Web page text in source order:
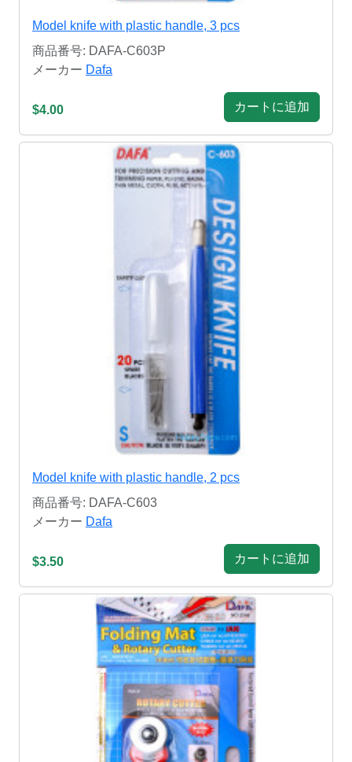
Model knife with plastic handle, 3 pcs
商品番号: DAFA-C603P
メーカー Dafa
$4.00 カートに追加
Model knife with plastic handle, 2 pcs
商品番号: DAFA-C603
メーカー Dafa
$3.50 カートに追加